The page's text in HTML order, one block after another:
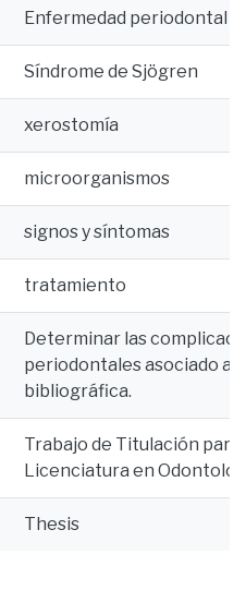
Enfermedad periodontal
Síndrome de Sjögren
xerostomía
microorganismos
signos y síntomas
tratamiento
Determinar las
periodontales asociado al
bibliográfica.
Trabajo de Titulación
Licenciatura en
Thesis